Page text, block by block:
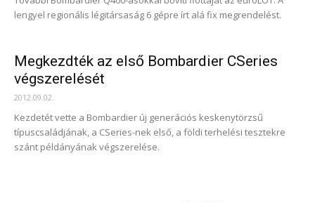
lengyel regionális légitársaság 6 gépre írt alá fix megrendelést.
Megkezdték az első Bombardier CSeries
végszerelését
2012.09.02.
Kezdetét vette a Bombardier új generációs keskenytörzsű
típuscsaládjának, a CSeries-nek első, a földi terhelési tesztekre
szánt példányának végszerelése.